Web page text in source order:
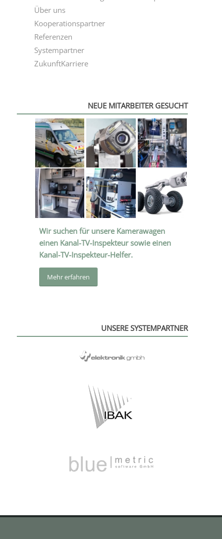
Über uns
Kooperationspartner
Referenzen
Systempartner
ZukunftKarriere
NEUE MITARBEITER GESUCHT
Wir suchen für unsere Kamerawagen
einen Kanal-TV-Inspekteur sowie einen
Kanal-TV-Inspekteur-Helfer.
Mehr erfah­ren
UNSERE SYSTEMPARTNER